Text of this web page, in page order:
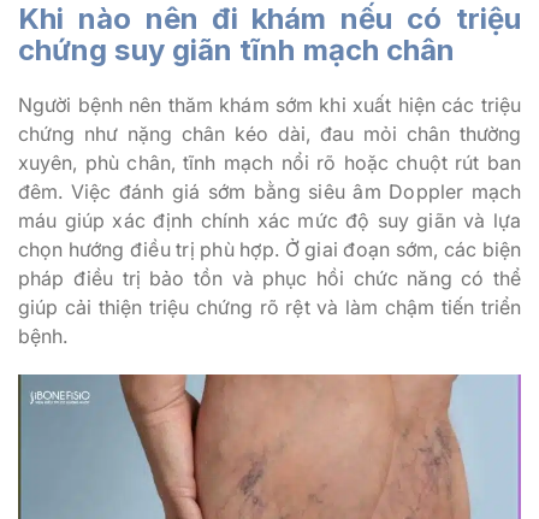
Khi nào nên đi khám nếu có triệu
chứng suy giãn tĩnh mạch chân
Người bệnh nên thăm khám sớm khi xuất hiện các triệu
chứng như nặng chân kéo dài, đau mỏi chân thường
xuyên, phù chân, tĩnh mạch nổi rõ hoặc chuột rút ban
đêm. Việc đánh giá sớm bằng siêu âm Doppler mạch
máu giúp xác định chính xác mức độ suy giãn và lựa
chọn hướng điều trị phù hợp. Ở giai đoạn sớm, các biện
pháp điều trị bảo tồn và phục hồi chức năng có thể
giúp cải thiện triệu chứng rõ rệt và làm chậm tiến triển
bệnh.